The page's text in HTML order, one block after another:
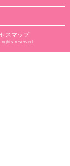
スマップ
reserved.